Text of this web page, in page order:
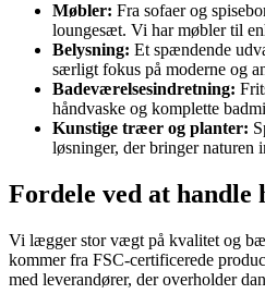
Møbler: Fra sofaer og
loungesæt. Vi har møbler til
Belysning: Et spændende
særligt fokus på moderne og
Badeværelsesindretning:
håndvaske og komplette
Kunstige træer og planter:
løsninger, der bringer naturen
Fordele ved at handle
Vi lægger stor vægt på kvalitet og
kommer fra FSC-certificerede
med leverandører, der overholder